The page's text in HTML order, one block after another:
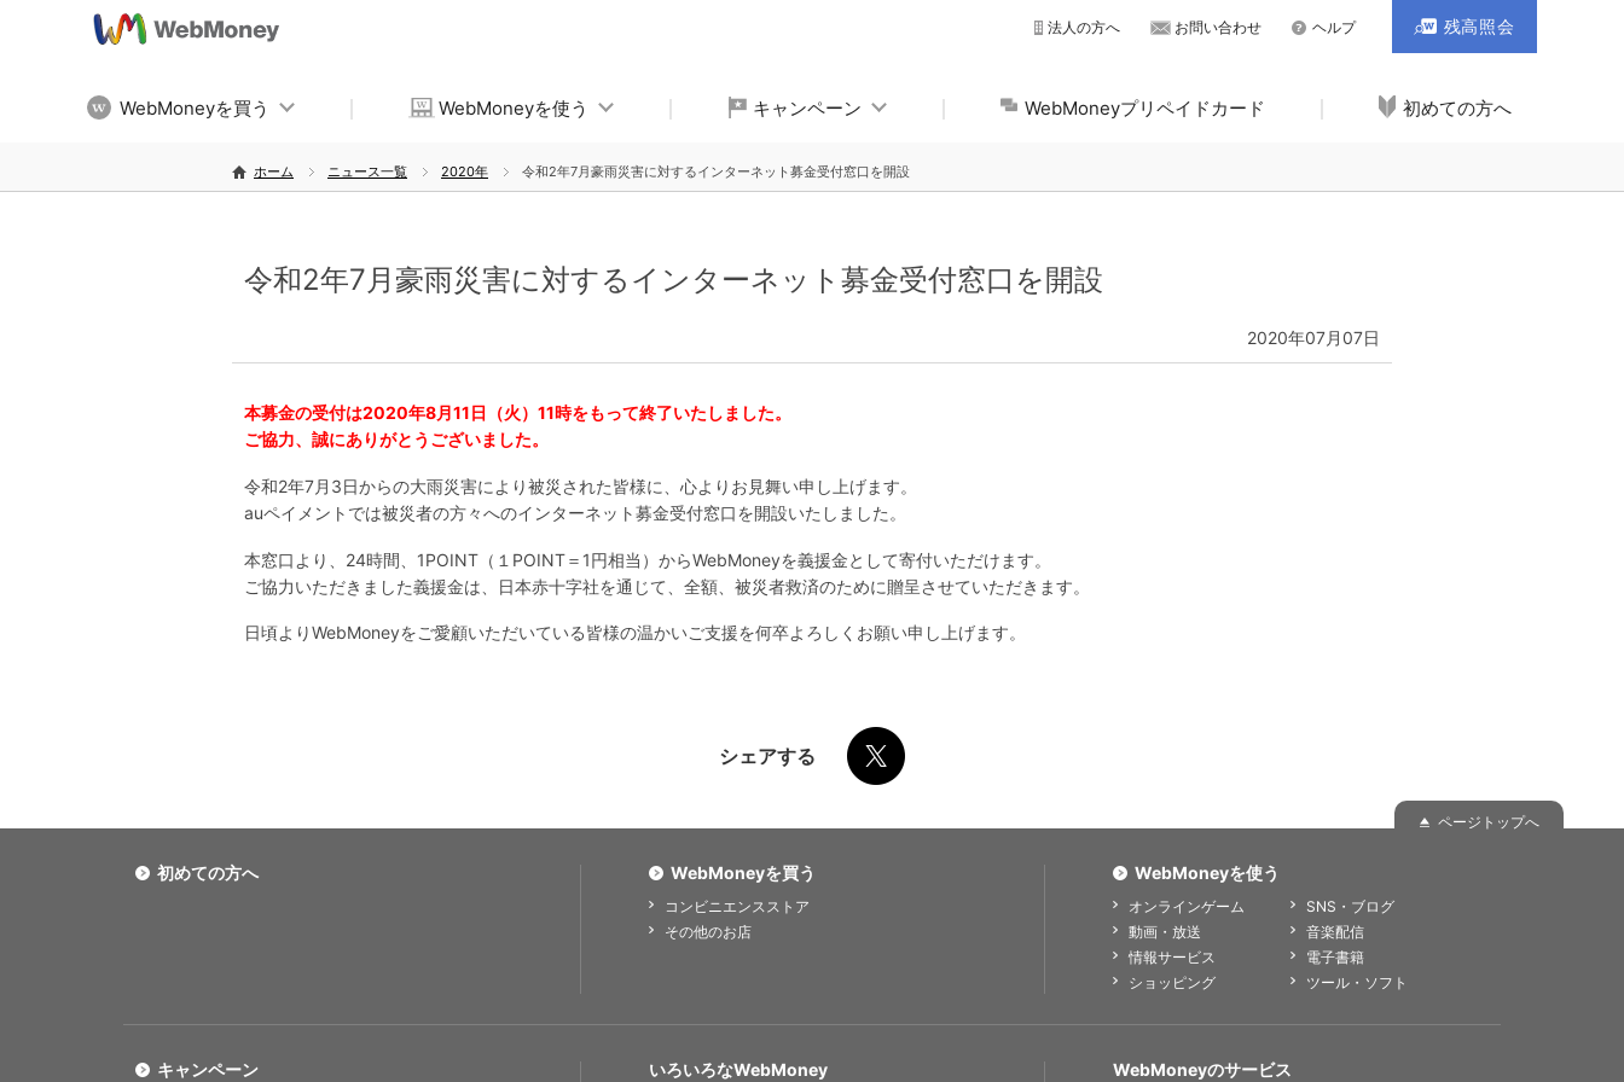
WebMoneyを買う WebMoneyを使う キャンペーン WebMoneyプリペイドカード 初めての方へ
法人の方へ お問い合わせ ヘルプ 残高照会
ホーム ニュース一覧 2020年 令和2年7月豪雨災害に対するインターネット募金受付窓口を開設
令和2年7月豪雨災害に対するインターネット募金受付窓口を開設
2020年07月07日
本募金の受付は2020年8月11日（火）11時をもって終了いたしました。
ご協力、誠にありがとうございました。
令和2年7月3日からの大雨災害により被災された皆様に、心よりお見舞い申し上げます。
auペイメントでは被災者の方々へのインターネット募金受付窓口を開設いたしました。
本窓口より、24時間、1POINT（１POINT＝1円相当）からWebMoneyを義援金として寄付いただけます。
ご協力いただきました義援金は、日本赤十字社を通じて、全額、被災者救済のために贈呈させていただきます。
日頃よりWebMoneyをご愛顧いただいている皆様の温かいご支援を何卒よろしくお願い申し上げます。
シェアする
ページトップへ
初めての方へ WebMoneyを買う
コンビニエンスストア
その他のお店
WebMoneyを使う
オンラインゲーム
SNS・ブログ
動画・放送
音楽配信
情報サービス
電子書籍
ショッピング
ツール・ソフト
いろいろなWebMoney
キャンペーン WebMoneyのサービス